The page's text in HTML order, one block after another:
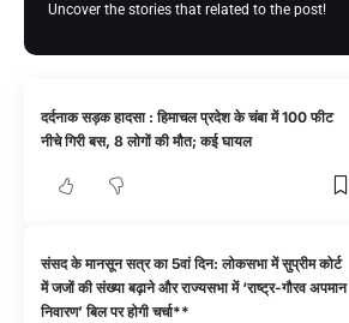
Uncover the stories that related to the post!
दर्दनाक सड़क हादसा : हिमाचल प्रदेश के चंबा में 100 फीट
नीचे गिरी बस, 8 लोगों की मौत; कई घायल
संसद के मानसून सत्र का 5वां दिन: लोकसभा में सुप्रीम कोर्ट
में जजों की संख्या बढ़ाने और राज्यसभा में ‘राष्ट्र-गौरव अपमान
निवारण’ बिल पर होगी चर्चा**